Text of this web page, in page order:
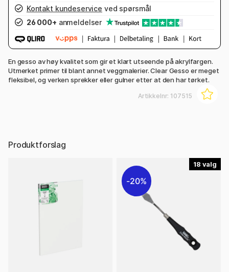
Kontakt kundeservice ved spørsmål
26 000+ anmeldelser
En gesso av høy kvalitet som gir et klart utseende på akrylfargen.
Utmerket primer til blant annet veggmalerier. Clear Gesso er meget
fleksibel, og verken sprekker eller gulner etter at den har tørket.
Artikkelnr: 107515
Produktforslag
18
20%